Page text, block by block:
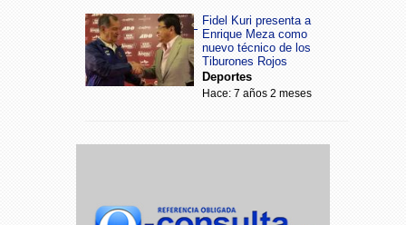
Fidel Kuri presenta a
Enrique Meza como
nuevo técnico de los
Tiburones Rojos
Deportes
Hace: 7 años 2 meses